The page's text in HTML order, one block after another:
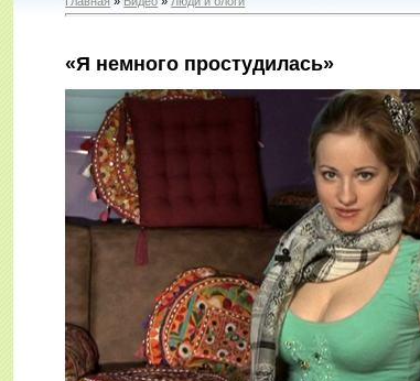
«Я немного простудилась»